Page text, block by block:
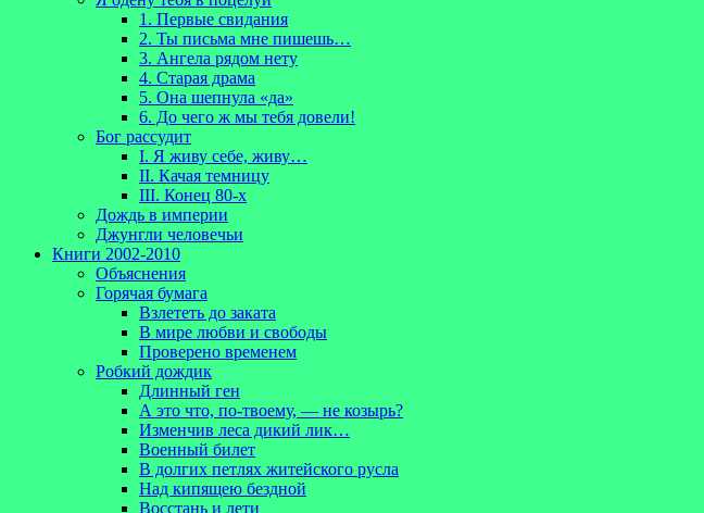
1. Первые свидания
2. Ты письма мне пишешь…
3. Ангела рядом нету
4. Старая драма
5. Она шепнула «да»
6. До чего ж мы тебя довели!
Бог рассудит
I. Я живу себе, живу…
II. Качая темницу
III. Конец 80-х
Дождь в империи
Джунгли человечьи
Книги 2002-2010
Объяснения
Горячая бумага
Взлететь до заката
В мире любви и свободы
Проверено временем
Робкий дождик
Длинный ген
А это что, по-твоему, — не козырь?
Изменчив леса дикий лик…
Военный билет
В долгих петлях житейского русла
Над кипящею бездной
Восстань и лети